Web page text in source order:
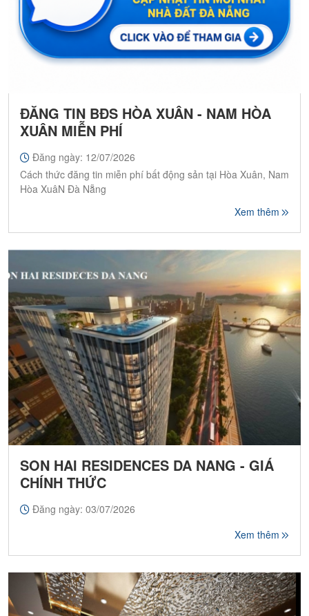
ĐĂNG TIN BĐS HÒA XUÂN - NAM HÒA
XUÂN MIỄN PHÍ
Đăng ngày: 12/07/2026
Cách thức đăng tin miễn phí bất động sản tại Hòa Xuân, Nam
Hòa XuâN Đà Nẵng
Xem thêm
SON HAI RESIDENCES DA NANG - GIÁ
CHÍNH THỨC
Đăng ngày: 03/07/2026
Xem thêm